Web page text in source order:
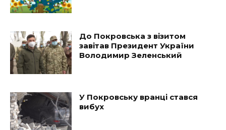
До Покровська з візитом
завітав Президент України
Володимир Зеленський
У Покровську вранці стався
вибух